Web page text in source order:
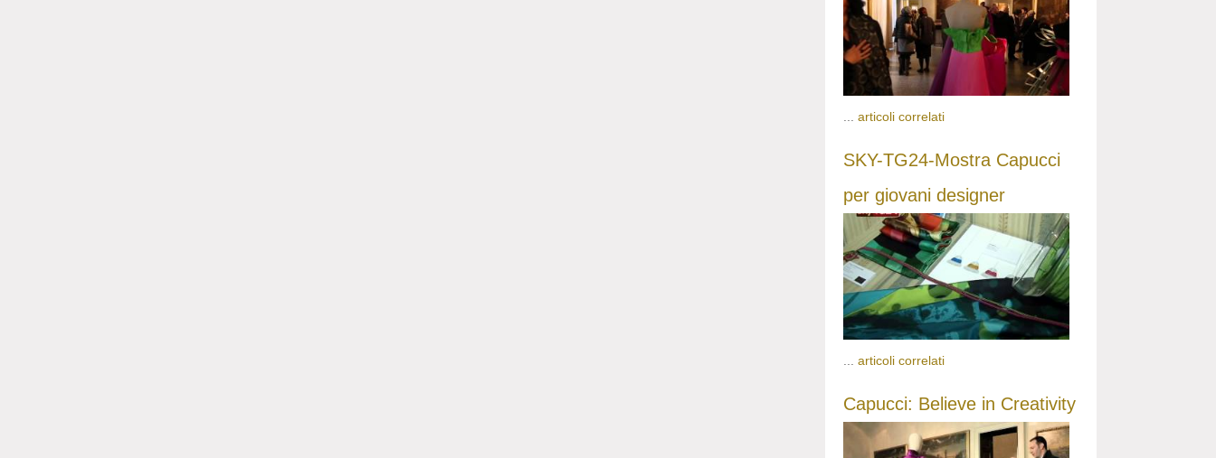
articoli correlati
SKY-TG24-Mostra Capucci
per giovani designer
... articoli correlati
Capucci: Believe in Creativity